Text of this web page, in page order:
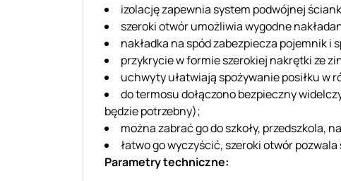
izolację zapewnia system podwójnej
szeroki otwór umożliwia wygodne
nakładka na spód zabezpiecza pojemnik i
przykrycie w formie szerokiej nakrętki ze
uchwyty ułatwiają spożywanie posiłku w
do termosu dołączono bezpieczny
będzie potrzebny);
można zabrać go do szkoły, przedszkola,
łatwo go wyczyścić, szeroki otwór
Parametry techniczne: